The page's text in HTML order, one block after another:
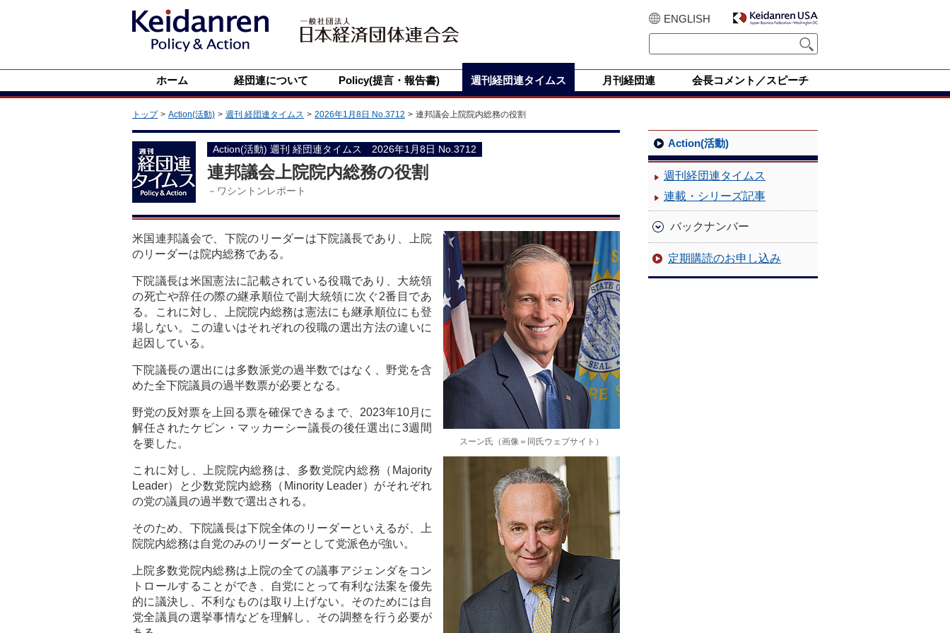
ENGLISH
ホーム 経団連について Policy(提言・報告書) 週刊経団連タイムス 月刊経団連 会長コメント／スピーチ
トップ Action(活動) 週刊 経団連タイムス 2026年1月8日 No.3712 連邦議会上院院内総務の役割
Action(活動) 週刊 経団連タイムス 2026年1月8日 No.3712
連邦議会上院院内総務の役割
－ワシントンレポート
スーン氏（画像＝同氏ウェブサイト）
米国連邦議会で、下院のリーダーは下院議長であり、上院
のリーダーは院内総務である。
下院議長は米国憲法に記載されている役職であり、大統領
の死亡や辞任の際の継承順位で副大統領に次ぐ2番目であ
る。これに対し、上院院内総務は憲法にも継承順位にも登
場しない。この違いはそれぞれの役職の選出方法の違いに
起因している。
下院議長の選出には多数派党の過半数ではなく、野党を含
めた全下院議員の過半数票が必要となる。
野党の反対票を上回る票を確保できるまで、2023年10月に
解任されたケビン・マッカーシー議長の後任選出に3週間
を要した。
これに対し、上院院内総務は、多数党院内総務（Majority
Leader）と少数党院内総務（Minority Leader）がそれぞれ
の党の議員の過半数で選出される。
そのため、下院議長は下院全体のリーダーといえるが、上
院院内総務は自党のみのリーダーとして党派色が強い。
上院多数党院内総務は上院の全ての議事アジェンダをコン
トロールすることができ、自党にとって有利な法案を優先
的に議決し、不利なものは取り上げない。そのためには自
党全議員の選挙事情などを理解し、その調整を行う必要が
Action(活動)
週刊経団連タイムス
連載・シリーズ記事
バックナンバー
定期購読のお申し込み